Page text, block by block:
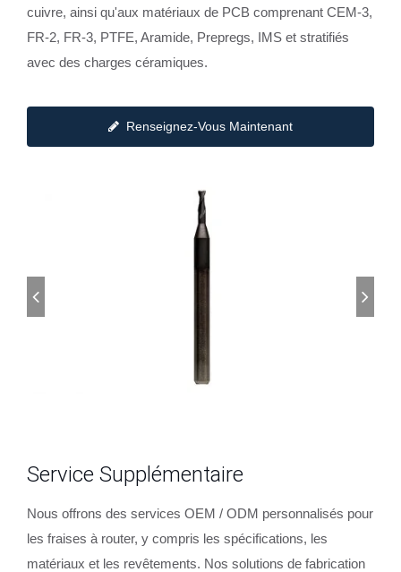
cuivre, ainsi qu'aux matériaux de PCB comprenant CEM-3,
FR-2, FR-3, PTFE, Aramide, Prepregs, IMS et stratifiés
avec des charges céramiques.
Renseignez-Vous Maintenant
Service Supplémentaire
Nous offrons des services OEM / ODM personnalisés pour
les fraises à router, y compris les spécifications, les
matériaux et les revêtements. Nos solutions de fabrication